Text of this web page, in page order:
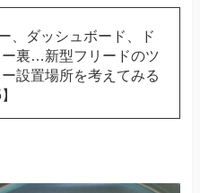
、ダッシュボード、ド
ー裏…新型フリードのツ
ー設置場所を考えてみる